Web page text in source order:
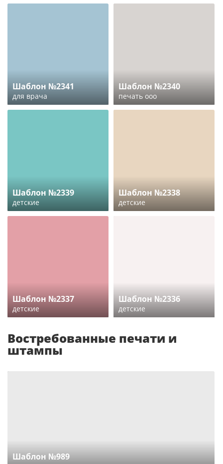
Шаблон №2341
для врача
Шаблон №2340
печать ооо
Шаблон №2339
детские
Шаблон №2338
детские
Шаблон №2337
детские
Шаблон №2336
детские
Востребованные печати и
штампы
Шаблон №989